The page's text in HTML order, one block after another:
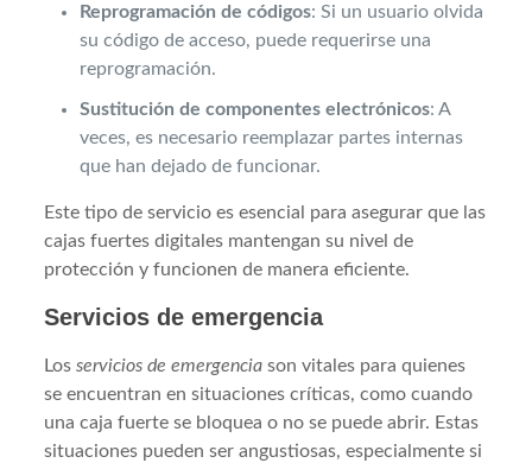
Reprogramación de códigos: Si un usuario olvida
su código de acceso, puede requerirse una
reprogramación.
Sustitución de componentes electrónicos: A
veces, es necesario reemplazar partes internas
que han dejado de funcionar.
Este tipo de servicio es esencial para asegurar que las
cajas fuertes digitales mantengan su nivel de
protección y funcionen de manera eficiente.
Servicios de emergencia
Losservicios de emergencia son vitales para quienes
se encuentran en situaciones críticas, como cuando
una caja fuerte se bloquea o no se puede abrir. Estas
situaciones pueden ser angustiosas, especialmente si